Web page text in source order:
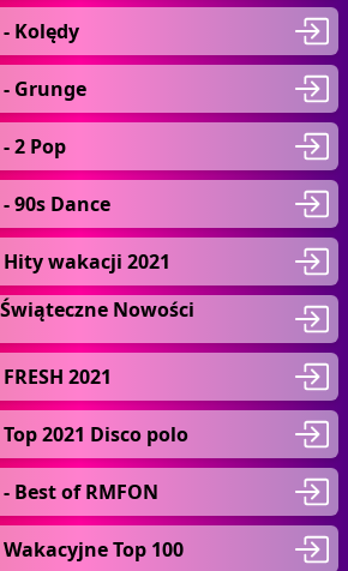
Kolędy
- Grunge
2 Pop
90s Dance
Hity wakacji 2021
Nowości
2021
2021 Disco polo
Best of RMFON
Top 100